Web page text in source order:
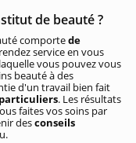
de beauté ?
comportede
service en vous
vous pouvez vous
beauté à des
d'un travail bien fait
. Les résultats
faites vos soins par
desconseils